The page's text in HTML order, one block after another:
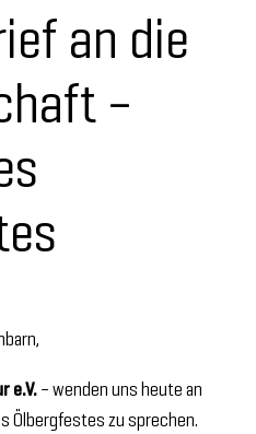
an die
–
e.V.– wenden uns heute an
Ölbergfestes zu sprechen.